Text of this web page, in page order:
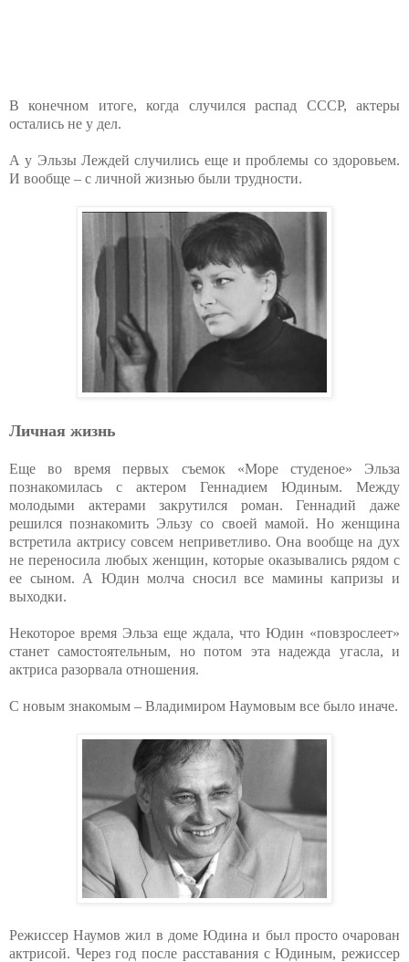
В конечном итоге, когда случился распад СССР, актеры
остались не у дел.
А у Эльзы Леждей случились еще и проблемы со здоровьем.
И вообще – с личной жизнью были трудности.
Личная жизнь
Еще во время первых съемок «Море студеное» Эльза
познакомилась с актером Геннадием Юдиным. Между
молодыми актерами закрутился роман. Геннадий даже
решился познакомить Эльзу со своей мамой. Но женщина
встретила актрису совсем неприветливо. Она вообще на дух
не переносила любых женщин, которые оказывались рядом с
ее сыном. А Юдин молча сносил все мамины капризы и
выходки.
Некоторое время Эльза еще ждала, что Юдин «повзрослеет»
станет самостоятельным, но потом эта надежда угасла, и
актриса разорвала отношения.
С новым знакомым – Владимиром Наумовым все было иначе.
Режиссер Наумов жил в доме Юдина и был просто очарован
актрисой. Через год после расставания с Юдиным, режиссер